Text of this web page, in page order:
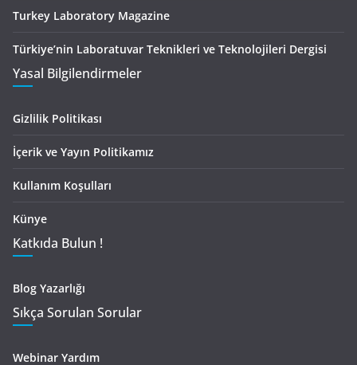
Turkey Laboratory Magazine
Türkiye’nin Laboratuvar Teknikleri ve Teknolojileri Dergisi
Yasal Bilgilendirmeler
Gizlilik Politikası
İçerik ve Yayın Politikamız
Kullanım Koşulları
Künye
Katkıda Bulun !
Blog Yazarlığı
Sıkça Sorulan Sorular
Webinar Yardım